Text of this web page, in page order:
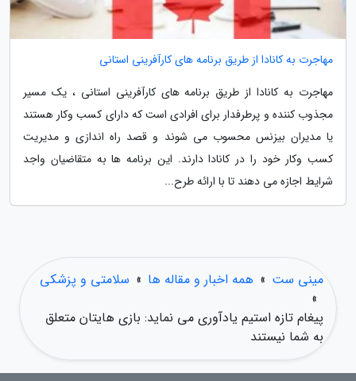
مهاجرت به کانادا از طریق برنامه های کارآفرینی استانی
مهاجرت به کانادا از طریق برنامه های کارآفرینی استانی ، یک مسیر
مجذوب کننده و پرطرفدار برای افرادی است که دارای کسب وکار هستند
یا مدیران بیزنس محسوب می شوند و قصد راه اندازی و مدیریت
کسب وکار خود را در کانادا دارند. این برنامه ها به متقاضیان واجد
شرایط اجازه می دهند تا با ارائه طرح...
مینی ست » همه اخبار و مقاله ها » سلامتی و پزشکی
»
پیغام تازه استیم یادآوری می نماید: بازی هایتان متعلق
به شما نیستند